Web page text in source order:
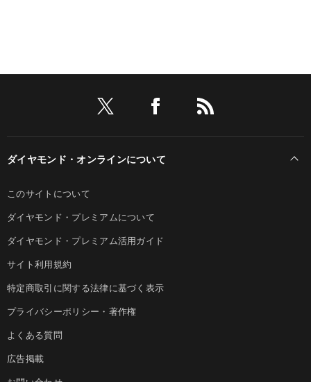
ダイヤモンド・オンラインについて
このサイトについて
ダイヤモンド・プレミアムについて
ダイヤモンド・プレミアム活用ガイド
サイト利用規約
特定商取引に関する法律に基づく表示
プライバシーポリシー・著作権
よくある質問
広告掲載